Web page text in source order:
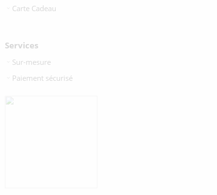
Carte Cadeau
Services
Sur-mesure
Paiement sécurisé